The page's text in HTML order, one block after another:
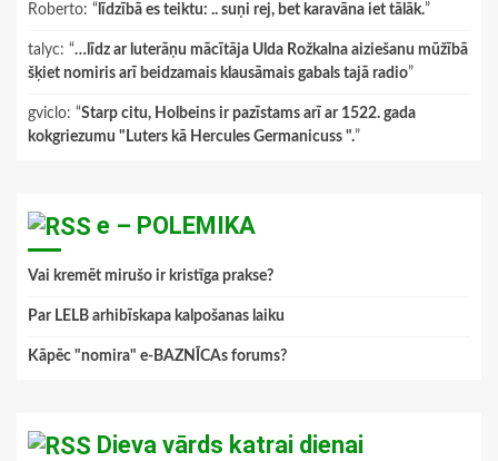
Roberto: “ līdzībā es teiktu: .. suņi rej, bet karavāna iet tālāk.”
talyc: “…līdz ar luterāņu mācītāja Ulda Rožkalna aiziešanu mūžībā
šķiet nomiris arī beidzamais klausāmais gabals tajā radio”
gviclo: “Starp citu, Holbeins ir pazīstams arī ar 1522. gada
kokgriezumu "Luters kā Hercules Germanicuss ".”
e – POLEMIKA
Vai kremēt mirušo ir kristīga prakse?
Par LELB arhibīskapa kalpošanas laiku
Kāpēc "nomira" e-BAZNĪCAs forums?
Dieva vārds katrai dienai